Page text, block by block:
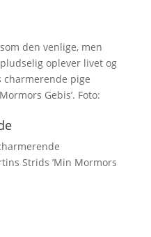
den venlige, men
oplever livet og
charmerende pige
Gebis’. Foto:
Strids ’Min Mormors